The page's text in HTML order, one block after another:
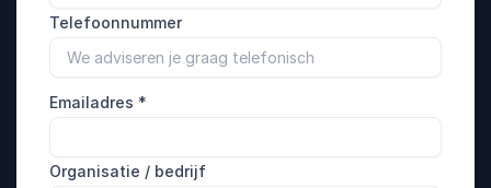
Telefoonnummer
Emailadres *
Organisatie / bedrijf